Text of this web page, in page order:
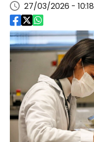
27/03/2026 - 10:18